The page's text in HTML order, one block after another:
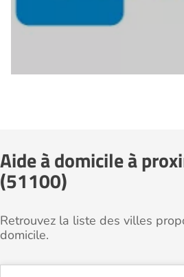
Aide à domicile à
(51100)
Retrouvez la liste des villes
domicile.